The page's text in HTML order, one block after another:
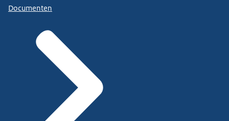
Documenten